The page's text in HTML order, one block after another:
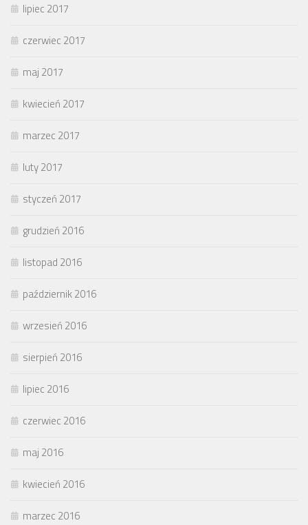
lipiec 2017
czerwiec 2017
maj 2017
kwiecień 2017
marzec 2017
luty 2017
styczeń 2017
grudzień 2016
listopad 2016
październik 2016
wrzesień 2016
sierpień 2016
lipiec 2016
czerwiec 2016
maj 2016
kwiecień 2016
marzec 2016